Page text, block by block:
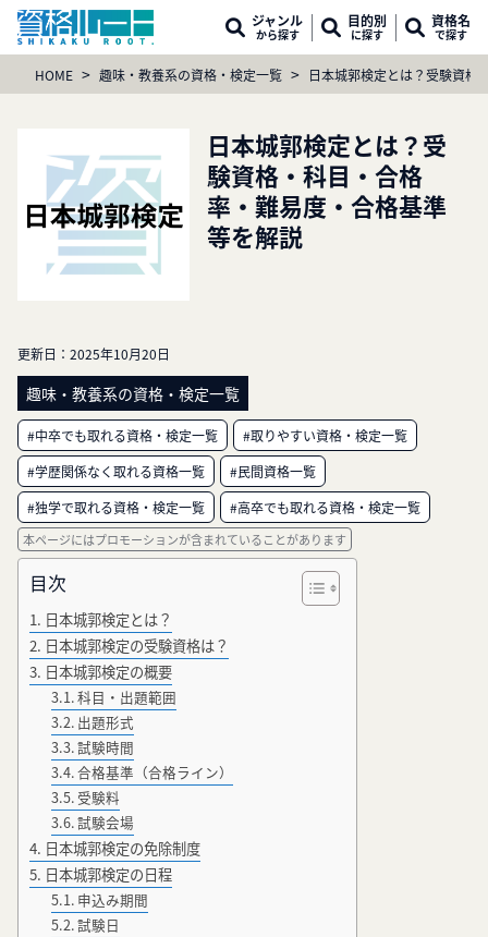
ジャンル
から探す
目的別
に探す
資格名
で探す
HOME > 趣味・教養系の資格・検定一覧 > 日本城郭検定とは？受験資格
日本城郭検定とは？受
験資格・科目・合格
率・難易度・合格基準
等を解説
更新日： 2025年10月20日
趣味・教養系の資格・検定一覧
#中卒でも取れる資格・検定一覧
#取りやすい資格・検定一覧
#学歴関係なく取れる資格一覧
#民間資格一覧
#独学で取れる資格・検定一覧
#高卒でも取れる資格・検定一覧
本ページにはプロモーションが含まれていることがあります
目次
日本城郭検定とは？
日本城郭検定の受験資格は？
日本城郭検定の概要
科目・出題範囲
出題形式
試験時間
合格基準（合格ライン）
受験料
試験会場
日本城郭検定の免除制度
日本城郭検定の日程
申込み期間
試験日